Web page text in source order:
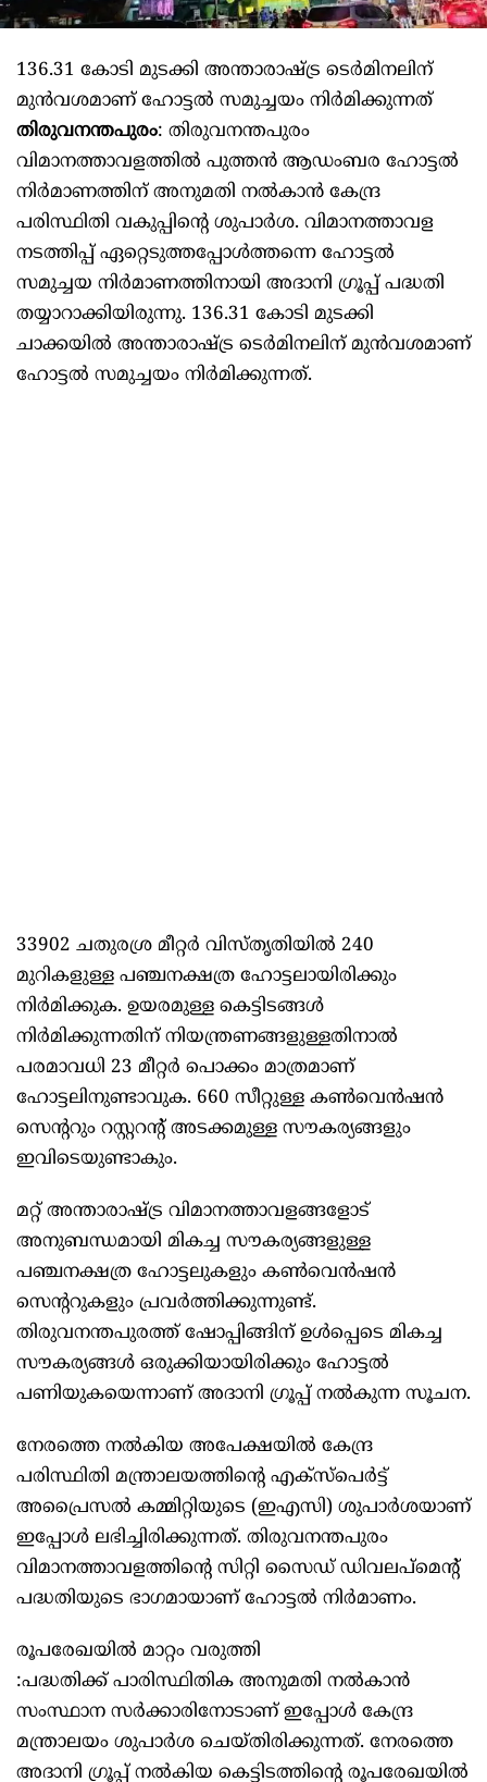
136.31 കോടി മുടക്കി അന്താരാഷ്ട്ര ടെർമിനലിന്
മുൻവശമാണ് ഹോട്ടല്‍ സമുച്ചയം നിർമിക്കുന്നത്
തിരുവനന്തപുരം: തിരുവനന്തപുരം
വിമാനത്താവളത്തില്‍ പുത്തൻ ആഡംബര ഹോട്ടല്‍
നിർമാണത്തിന് അനുമതി നല്‍കാൻ കേന്ദ്ര
പരിസ്ഥിതി വകുപ്പിന്റെ ശുപാർശ. വിമാനത്താവള
നടത്തിപ്പ് ഏറ്റെടുത്തപ്പോള്‍ത്തന്നെ ഹോട്ടല്‍
സമുച്ചയ നിർമാണത്തിനായി അദാനി ഗ്രൂപ്പ് പദ്ധതി
തയ്യാറാക്കിയിരുന്നു. 136.31 കോടി മുടക്കി
ചാക്കയില്‍ അന്താരാഷ്ട്ര ടെർമിനലിന് മുൻവശമാണ്
ഹോട്ടല്‍ സമുച്ചയം നിർമിക്കുന്നത്.
33902 ചതുരശ്ര മീറ്റർ വിസ്തൃതിയില്‍ 240
മുറികളുള്ള പഞ്ചനക്ഷത്ര ഹോട്ടലായിരിക്കും
നിർമിക്കുക. ഉയരമുള്ള കെട്ടിടങ്ങള്‍
നിർമിക്കുന്നതിന് നിയന്ത്രണങ്ങളുള്ളതിനാല്‍
പരമാവധി 23 മീറ്റർ പൊക്കം മാത്രമാണ്
ഹോട്ടലിനുണ്ടാവുക. 660 സീറ്റുള്ള കണ്‍വെൻഷൻ
സെന്ററും റസ്റ്ററന്റ് അടക്കമുള്ള സൗകര്യങ്ങളും
ഇവിടെയുണ്ടാകും.
മറ്റ് അന്താരാഷ്ട്ര വിമാനത്താവളങ്ങളോട്
അനുബന്ധമായി മികച്ച സൗകര്യങ്ങളുള്ള
പഞ്ചനക്ഷത്ര ഹോട്ടലുകളും കണ്‍വെൻഷൻ
സെന്ററുകളും പ്രവർത്തിക്കുന്നുണ്ട്.
തിരുവനന്തപുരത്ത് ഷോപ്പിങ്ങിന് ഉള്‍പ്പെടെ മികച്ച
സൗകര്യങ്ങള്‍ ഒരുക്കിയായിരിക്കും ഹോട്ടല്‍
പണിയുകയെന്നാണ് അദാനി ഗ്രൂപ്പ് നല്‍കുന്ന സൂചന.
നേരത്തെ നല്‍കിയ അപേക്ഷയില്‍ കേന്ദ്ര
പരിസ്ഥിതി മന്ത്രാലയത്തിന്റെ എക്സ്പെർട്ട്
അപ്രൈസല്‍ കമ്മിറ്റിയുടെ (ഇഎസി) ശുപാർശയാണ്
ഇപ്പോള്‍ ലഭിച്ചിരിക്കുന്നത്. തിരുവനന്തപുരം
വിമാനത്താവളത്തിന്റെ സിറ്റി സൈഡ് ഡിവലപ്മെന്റ്
പദ്ധതിയുടെ ഭാഗമായാണ് ഹോട്ടല്‍ നിർമാണം.
രൂപരേഖയില്‍ മാറ്റം വരുത്തി
:പദ്ധതിക്ക് പാരിസ്ഥിതിക അനുമതി നല്‍കാൻ
സംസ്ഥാന സർക്കാരിനോടാണ് ഇപ്പോള്‍ കേന്ദ്ര
മന്ത്രാലയം ശുപാർശ ചെയ്തിരിക്കുന്നത്. നേരത്തെ
അദാനി ഗ്രൂപ്പ് നല്‍കിയ കെട്ടിടത്തിന്റെ രൂപരേഖയില്‍